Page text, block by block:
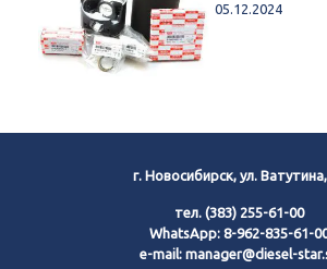
05.12.2024
г. Новосибирск, ул.
тел. (383) 255-61-00
WhatsApp: 8-962-835-61-
e-mail: manager@diesel-